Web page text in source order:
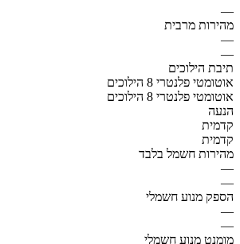
—
מהירות מרבית
—
—
תיבת הילוכים
אוטומטי פלנטרי 8 הילוכים
אוטומטי פלנטרי 8 הילוכים
הנעה
קדמית
קדמית
מהירות חשמל בלבד
—
—
הספק מנוע חשמלי
—
—
מומנט מנוע חשמלי